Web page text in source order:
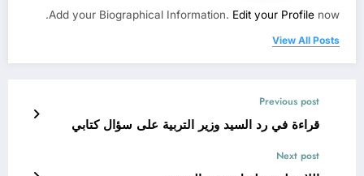
Add your Biographical Information. Edit your Profile now.
View All Posts
Previous post
قراءة في رد السيد وزير التربية على سؤال كتابي
Next post